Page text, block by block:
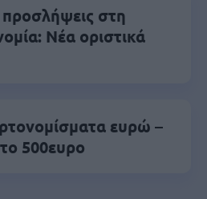
στη
Νέα οριστικά
ευρώ –
500ευρο